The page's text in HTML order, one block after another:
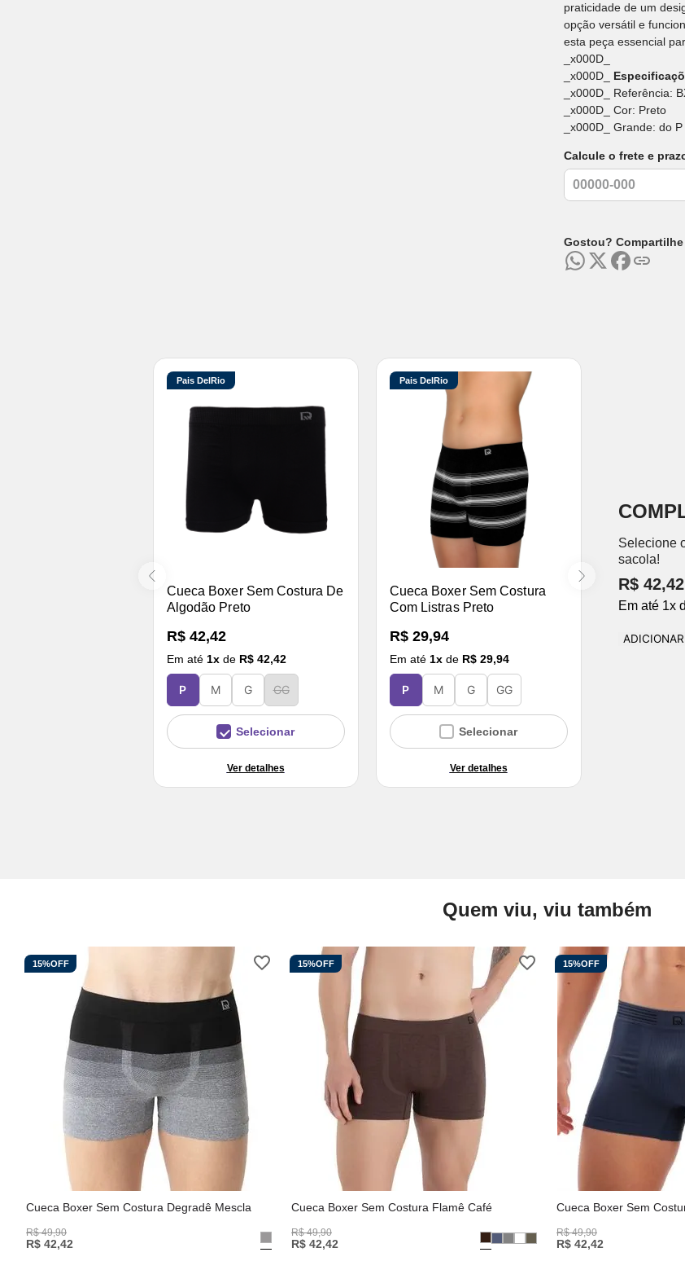
praticidade de um
opção versátil e
esta peça essencial
_x000D_
_x000D_
_x000D_ Referência:
_x000D_ Cor: Preto
_x000D_ Grande: do
Calcule o frete e
Gostou? Compartilhe
Pais DelRio
Cueca Boxer Sem Costura De
Algodão Preto
R$ 42,42
Em até 1x de R$ 42,42
P M G GG
Selecionar
Ver detalhes
Pais DelRio
Cueca Boxer Sem Costura
Com Listras Preto
R$ 29,94
Em até 1x de R$ 29,94
P M G GG
Selecionar
Ver detalhes
Selecione
sacola!
R$ 42,42
Em até 1x
Quem viu, viu também
15%OFF
Cueca Boxer Sem Costura Degradê Mescla
R$ 49,90
R$ 42,42
15%OFF
Cueca Boxer Sem Costura Flamê Café
R$ 49,90
R$ 42,42
15%OFF
Cueca Boxer Sem
R$ 49,90
R$ 42,42